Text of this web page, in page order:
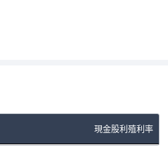
現金股利殖利率